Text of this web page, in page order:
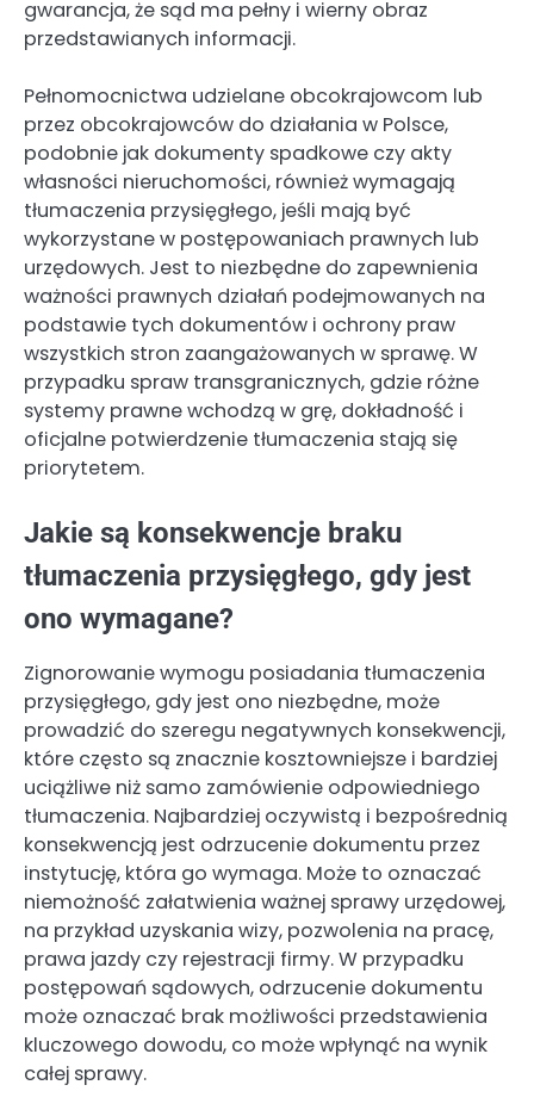
gwarancja, że sąd ma pełny i wierny obraz
przedstawianych informacji.
Pełnomocnictwa udzielane obcokrajowcom lub
przez obcokrajowców do działania w Polsce,
podobnie jak dokumenty spadkowe czy akty
własności nieruchomości, również wymagają
tłumaczenia przysięgłego, jeśli mają być
wykorzystane w postępowaniach prawnych lub
urzędowych. Jest to niezbędne do zapewnienia
ważności prawnych działań podejmowanych na
podstawie tych dokumentów i ochrony praw
wszystkich stron zaangażowanych w sprawę. W
przypadku spraw transgranicznych, gdzie różne
systemy prawne wchodzą w grę, dokładność i
oficjalne potwierdzenie tłumaczenia stają się
priorytetem.
Jakie są konsekwencje braku
tłumaczenia przysięgłego, gdy jest
ono wymagane?
Zignorowanie wymogu posiadania tłumaczenia
przysięgłego, gdy jest ono niezbędne, może
prowadzić do szeregu negatywnych konsekwencji,
które często są znacznie kosztowniejsze i bardziej
uciążliwe niż samo zamówienie odpowiedniego
tłumaczenia. Najbardziej oczywistą i bezpośrednią
konsekwencją jest odrzucenie dokumentu przez
instytucję, która go wymaga. Może to oznaczać
niemożność załatwienia ważnej sprawy urzędowej,
na przykład uzyskania wizy, pozwolenia na pracę,
prawa jazdy czy rejestracji firmy. W przypadku
postępowań sądowych, odrzucenie dokumentu
może oznaczać brak możliwości przedstawienia
kluczowego dowodu, co może wpłynąć na wynik
całej sprawy.